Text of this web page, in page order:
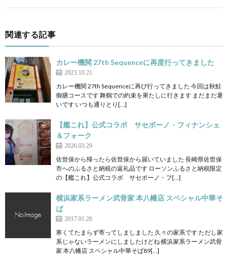
関連する記事
カレー機関 27th Sequenceに再度行ってきました
2023.10.21
カレー機関 27th Sequenceに再び行ってきました 今回は秋鮭
御膳コースです 舞鶴での約束を果たしに行きます まだまだ暑
いです いつも通りとり[…]
【艦これ】公式コラボ サセボーノ・フィナンシェ
＆フォーク
2026.03.29
佐世保から帰ったら佐世保から届いていました 長崎県佐世保
市へのふるさと納税の返礼品です ローソンふるさと納税限定
の【艦これ】公式コラボ サセボーノ・フ[…]
横浜家系ラーメン武骨家 本八幡店 スペシャル中華そ
ば
2017.01.20
寒くてたまらず寄ってしましました 久々の家系です ただし家
系じゃないラーメンにしましたけどね 横浜家系ラーメン武骨
家 本八幡店 スペシャル中華そば89[…]